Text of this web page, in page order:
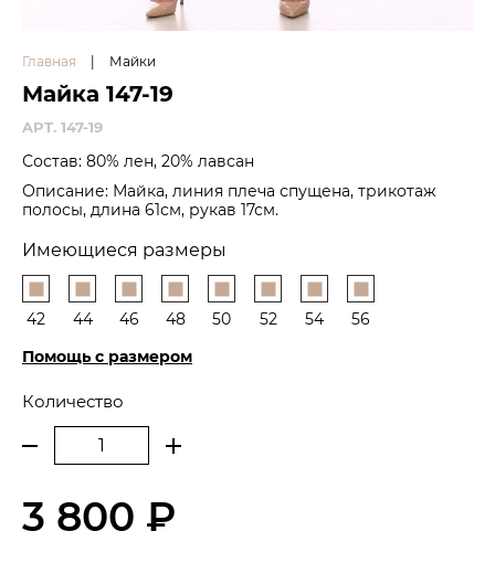
Главная Майки
Майка 147-19
APT. 147-19
Состав: 80% лен, 20% лавсан
Описание: Майка, линия плеча спущена, трикотаж
полосы, длина 61см, рукав 17см.
Имеющиеся размеры
42 44 46 48 50 52 54
56
Помощь с размером
Количество
3 800 ₽